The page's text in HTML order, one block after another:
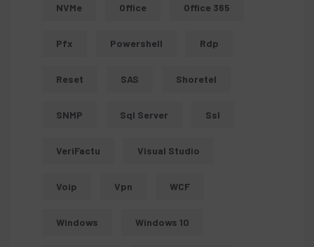
NVMe Office Office 365
Pfx Powershell Rdp
Reset SAS Shoretel
SNMP Sql Server Ssl
VeriFactu Visual Studio
Voip Vpn WCF
Windows Windows 10